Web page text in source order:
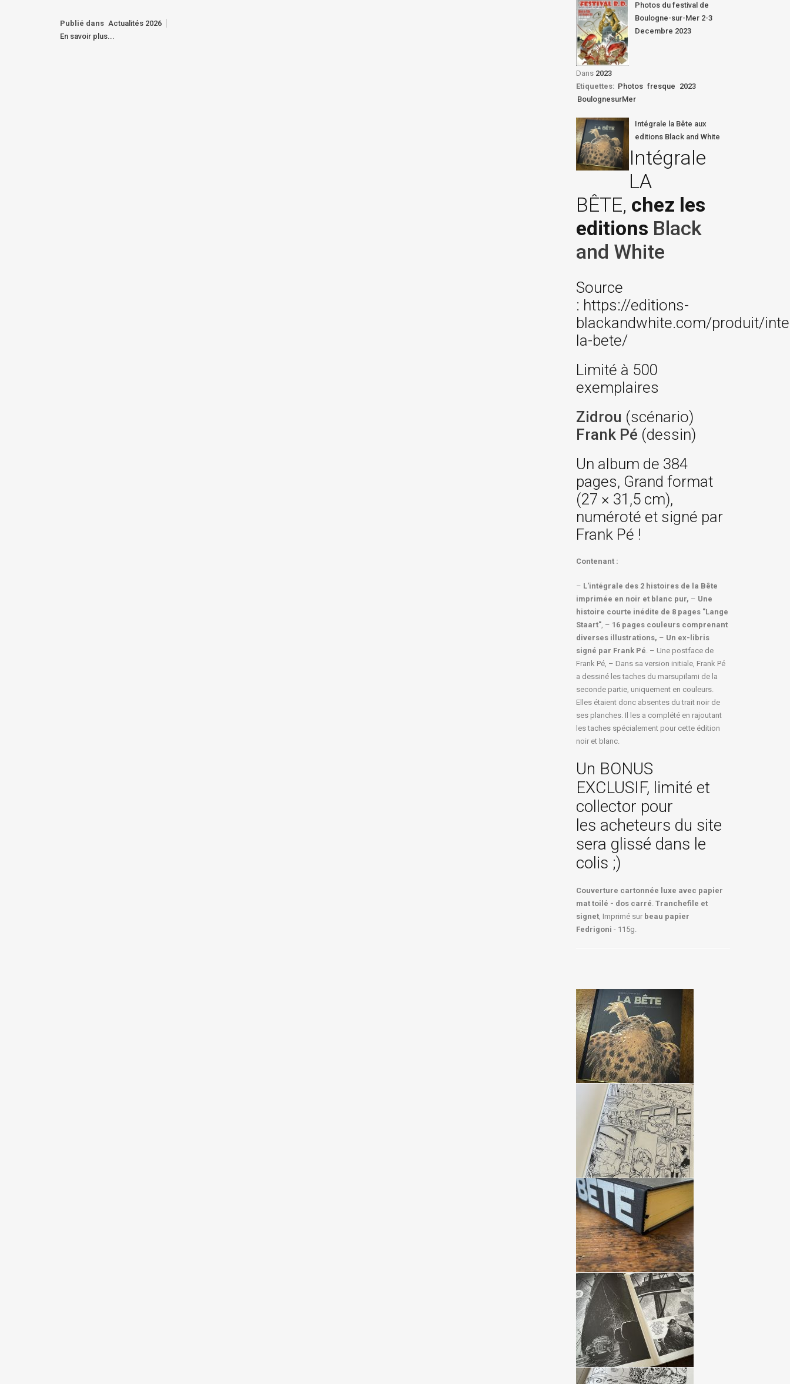
Publié dans Actualités 2026
En savoir plus...
Photos du festival de
Boulogne-sur-Mer 2-3
Decembre 2023
Dans 2023
Etiquettes: Photos fresque 2023
BoulognesurMer
Intégrale la Bête aux
editions Black and White
Intégrale
LA
BÊTE, chez les
editions Black
and White
Source
: https://editions-
blackandwhite.com/produit/
la-bete/
Limité à 500
exemplaires
Zidrou (scénario)
Frank Pé (dessin)
Un album de 384
pages, Grand format
(27 × 31,5 cm),
numéroté et signé par
Frank Pé !
Contenant :
– L'intégrale des 2 histoires de la Bête
imprimée en noir et blanc pur, – Une
histoire courte inédite de 8 pages "Lange
Staart", – 16 pages couleurs comprenant
diverses illustrations, – Un ex-libris
signé par Frank Pé. – Une postface de
Frank Pé, – Dans sa version initiale, Frank Pé
a dessiné les taches du marsupilami de la
seconde partie, uniquement en couleurs.
Elles étaient donc absentes du trait noir de
ses planches. Il les a complété en rajoutant
les taches spécialement pour cette édition
noir et blanc.
Un BONUS
EXCLUSIF, limité et
collector pour
les acheteurs du site
sera glissé dans le
colis ;)
Couverture cartonnée luxe avec papier
mat toilé - dos carré. Tranchefile et
signet, Imprimé sur beau papier
Fedrigoni - 115g.